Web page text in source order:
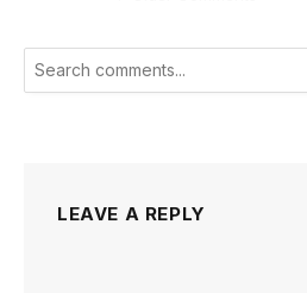
LEAVE A REPLY